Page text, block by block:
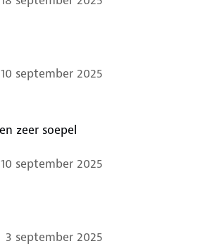
10 september 2025
10 september 2025
3 september 2025